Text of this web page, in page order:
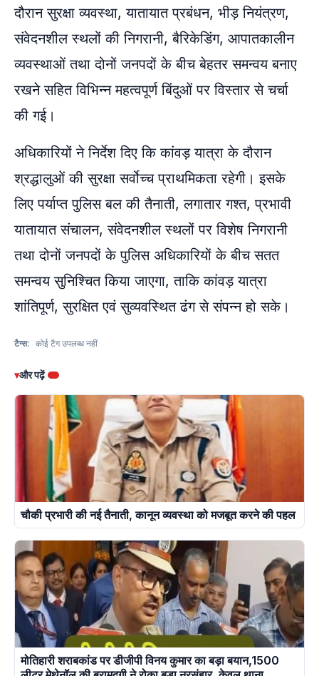
दौरान सुरक्षा व्यवस्था, यातायात प्रबंधन, भीड़ नियंत्रण,
संवेदनशील स्थलों की निगरानी, बैरिकेडिंग, आपातकालीन
व्यवस्थाओं तथा दोनों जनपदों के बीच बेहतर समन्वय बनाए
रखने सहित विभिन्न महत्वपूर्ण बिंदुओं पर विस्तार से चर्चा
की गई।
अधिकारियों ने निर्देश दिए कि कांवड़ यात्रा के दौरान
श्रद्धालुओं की सुरक्षा सर्वोच्च प्राथमिकता रहेगी। इसके
लिए पर्याप्त पुलिस बल की तैनाती, लगातार गश्त, प्रभावी
यातायात संचालन, संवेदनशील स्थलों पर विशेष निगरानी
तथा दोनों जनपदों के पुलिस अधिकारियों के बीच सतत
समन्वय सुनिश्चित किया जाएगा, ताकि कांवड़ यात्रा
शांतिपूर्ण, सुरक्षित एवं सुव्यवस्थित ढंग से संपन्न हो सके।
टैग्स: कोई टैग उपलब्ध नहीं
▾और पढ़ें
चौकी प्रभारी की नई तैनाती, कानून व्यवस्था को मजबूत करने की पहल
मोतिहारी शराबकांड पर डीजीपी विनय कुमार का बड़ा बयान,1500